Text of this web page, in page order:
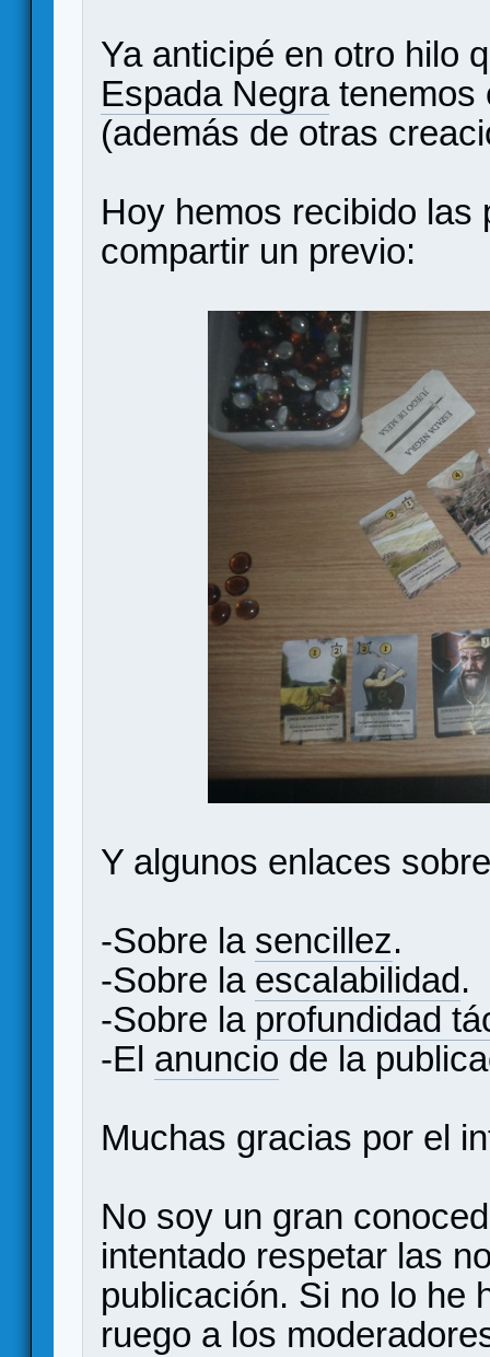
Ya anticipé en otro hilo
Espada Negratenemos
(además de otras
Hoy hemos recibido las
compartir un previo:
Y algunos enlaces
-Sobre la sencillez.
-Sobre la escalabilidad.
-Sobre la profundidad
-El anuncio de la
Muchas gracias por el
No soy un gran
intentado respetar las
publicación. Si no lo he
ruego a los